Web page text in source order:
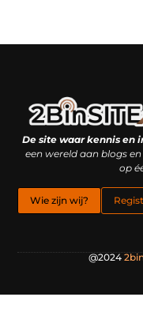
De site waar kennis en
een wereld aan blogs
op
Wie zijn wij?
@2024